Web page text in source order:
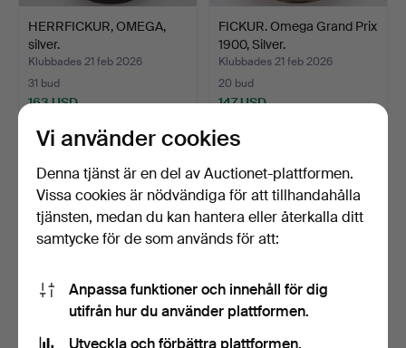
HERRFICKUR, OMEGA,
silver.
Klubbades 21 feb 2026
31 bud
163 USD
FICKUR. Omega Grand Prix
1900, Silver.
Klubbades 21 feb 2026
20 bud
147 USD
Vi använder cookies
Denna tjänst är en del av Auctionet-plattformen.
Vissa cookies är nödvändiga för att tillhandahålla
tjänsten, medan du kan hantera eller återkalla ditt
samtycke för de som används för att:
Anpassa funktioner och innehåll för dig
utifrån hur du använder plattformen.
Utveckla och förbättra plattformen.